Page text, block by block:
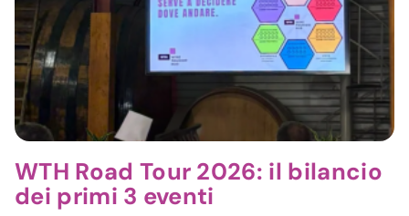
WTH Road Tour 2026: il bilancio
dei primi 3 eventi